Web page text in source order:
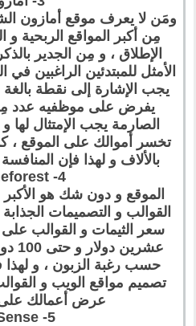
ومَن لا يعرف موقع أمازون
مِن أكبر المواقع الربحية و
الإطلاق ، و مِن الجدير
الأمثل للمبتدئين الراغبين
يجب الإشارة إلى نقطة
يفرض على موظفيه عدد
الصارمة يجب الإمتثال
تخسر أموالك على الموقع ،
بالألاف و لهذا فإن
4- themeforest
الموقع و دون شك هو
القوالب و التصميمات
سعر الثيمات و القوالب على
حسب رغبة الزبون ، و
تصميم مواقع الويب و
عرض أعمالك على
5- AdSense